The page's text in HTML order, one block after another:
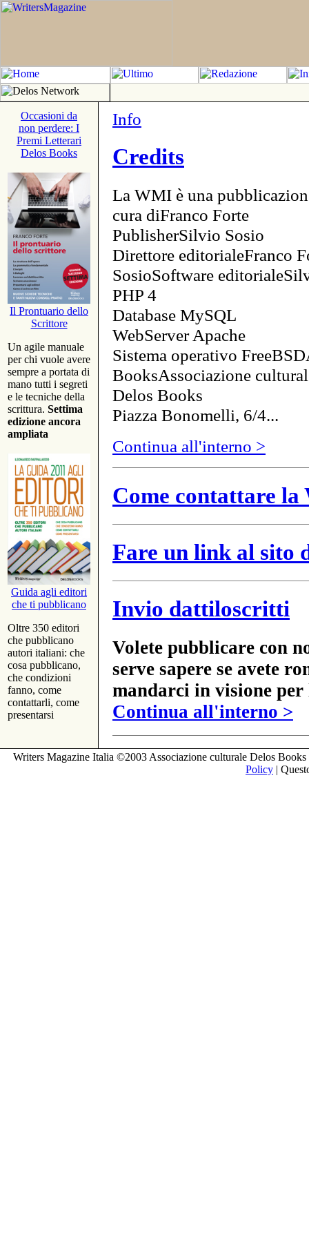
Occasioni da
non perdere: I
Premi Letterari
Delos Books
Il Prontuario dello
Scrittore
Un agile manuale
per chi vuole avere
sempre a portata di
mano tutti i segreti
e le tecniche della
scrittura. Settima
edizione ancora
ampliata
Guida agli editori
che ti pubblicano
Oltre 350 editori
che pubblicano
autori italiani: che
cosa pubblicano,
che condizioni
fanno, come
contattarli, come
presentarsi
Info
Credits
La WMI è una
cura diFranco Forte
PublisherSilvio Sosio
Direttore editorialeFranco
SosioSoftware
PHP 4
Database MySQL
WebServer Apache
Sistema operativo
BooksAssociazione
Delos Books
Piazza Bonomelli, 6/4...
Continua all'interno >
Come contattare
Fare un link al sito
Invio dattiloscritti
Volete pubblicare con
serve sapere se avete
mandarci in visione
Continua all'interno >
Writers Magazine Italia ©2003 Associazione culturale Delos
Policy |